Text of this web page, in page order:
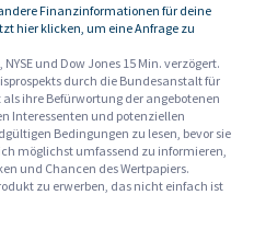
Finanzinformationen für deine
hier klicken, um eine Anfrage zu
und Dow Jones 15 Min. verzögert.
durch die Bundesanstalt für
ihre Befürwortung der angebotenen
Interessenten und potenziellen
Bedingungen zu lesen, bevor sie
möglichst umfassend zu informieren,
und Chancen des Wertpapiers.
zu erwerben, das nicht einfach ist